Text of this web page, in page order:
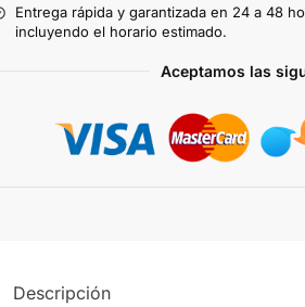
Entrega rápida y garantizada en 24 a 48
incluyendo el horario estimado.
Aceptamos las
Descripción